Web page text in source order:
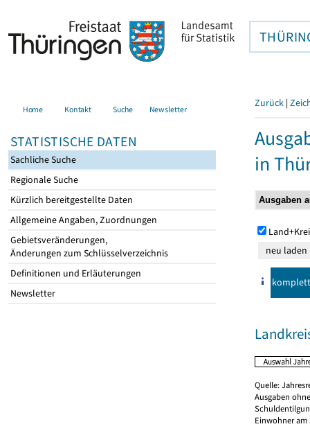
Home Kontakt Suche Newsletter
STATISTISCHE DATEN
Sachliche Suche
Regionale Suche
Kürzlich bereitgestellte Daten
Allgemeine Angaben, Zuordnungen
Gebietsveränderungen,
Änderungen zum Schlüsselverzeichnis
Definitionen und Erläuterungen
Newsletter
Zurück |
in
komplett
Quelle:
Ausgaben
Einwohner am